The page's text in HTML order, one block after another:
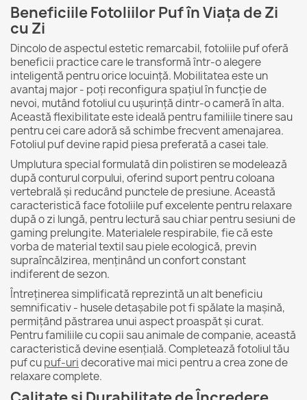
Beneficiile Fotoliilor Puf în Viața de Zi
cu Zi
Dincolo de aspectul estetic remarcabil, fotoliile puf oferă
beneficii practice care le transformă într-o alegere
inteligentă pentru orice locuință. Mobilitatea este un
avantaj major - poți reconfigura spațiul în funcție de
nevoi, mutând fotoliul cu ușurință dintr-o cameră în alta.
Această flexibilitate este ideală pentru familiile tinere sau
pentru cei care adoră să schimbe frecvent amenajarea.
Fotoliul puf devine rapid piesa preferată a casei tale.
Umplutura special formulată din polistiren se modelează
după conturul corpului, oferind suport pentru coloana
vertebrală și reducând punctele de presiune. Această
caracteristică face fotoliile puf excelente pentru relaxare
după o zi lungă, pentru lectură sau chiar pentru sesiuni de
gaming prelungite. Materialele respirabile, fie că este
vorba de material textil sau piele ecologică, previn
supraîncălzirea, menținând un confort constant
indiferent de sezon.
Întreținerea simplificată reprezintă un alt beneficiu
semnificativ - husele detașabile pot fi spălate la mașină,
permițând păstrarea unui aspect proaspăt și curat.
Pentru familiile cu copii sau animale de companie, această
caracteristică devine esențială. Completează fotoliul tău
puf cupuf-uridecorative mai mici pentru a crea zone de
relaxare complete.